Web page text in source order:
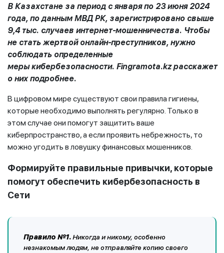
В Казахстане за период с января по 23 июня 2024
года, по данным МВД РК, зарегистрировано свыше
9,4 тыс. случаев интернет-мошенничества. Чтобы
не стать жертвой онлайн-преступников, нужно
соблюдать определенные
мерыкибербезопасности. Fingramota.kz расскажет
о них подробнее.
В цифровом мире существуют свои правила гигиены,
которые необходимо выполнять регулярно. Только в
этом случае они помогут защитить ваше
киберпространство, а если проявить небрежность, то
можно угодить в ловушку финансовых мошенников.
Формируйте правильные привычки, которые
помогут обеспечить кибербезопасность в
Сети
Правило №1.Никогда и никому, особенно
незнакомым людям, не отправляйте копию своего